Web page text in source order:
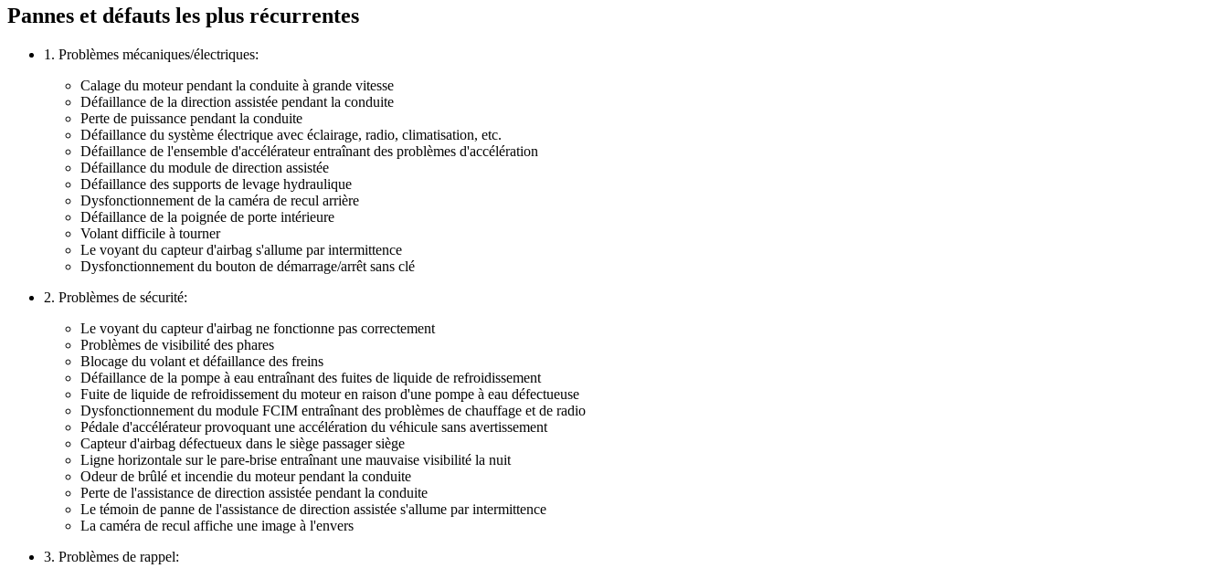
Pannes et défauts les plus récurrentes
1. Problèmes mécaniques/électriques:
Calage du moteur pendant la conduite à grande vitesse
Défaillance de la direction assistée pendant la conduite
Perte de puissance pendant la conduite
Défaillance du système électrique avec éclairage, radio, climatisation, etc.
Défaillance de l'ensemble d'accélérateur entraînant des problèmes d'accélération
Défaillance du module de direction assistée
Défaillance des supports de levage hydraulique
Dysfonctionnement de la caméra de recul arrière
Défaillance de la poignée de porte intérieure
Volant difficile à tourner
Le voyant du capteur d'airbag s'allume par intermittence
Dysfonctionnement du bouton de démarrage/arrêt sans clé
2. Problèmes de sécurité:
Le voyant du capteur d'airbag ne fonctionne pas correctement
Problèmes de visibilité des phares
Blocage du volant et défaillance des freins
Défaillance de la pompe à eau entraînant des fuites de liquide de refroidissement
Fuite de liquide de refroidissement du moteur en raison d'une pompe à eau défectueuse
Dysfonctionnement du module FCIM entraînant des problèmes de chauffage et de radio
Pédale d'accélérateur provoquant une accélération du véhicule sans avertissement
Capteur d'airbag défectueux dans le siège passager siège
Ligne horizontale sur le pare-brise entraînant une mauvaise visibilité la nuit
Odeur de brûlé et incendie du moteur pendant la conduite
Perte de l'assistance de direction assistée pendant la conduite
Le témoin de panne de l'assistance de direction assistée s'allume par intermittence
La caméra de recul affiche une image à l'envers
3. Problèmes de rappel: